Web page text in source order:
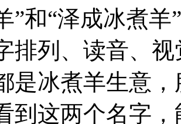
”和“泽成冰煮
排列、读音、
是冰煮羊生意
到这两个名字